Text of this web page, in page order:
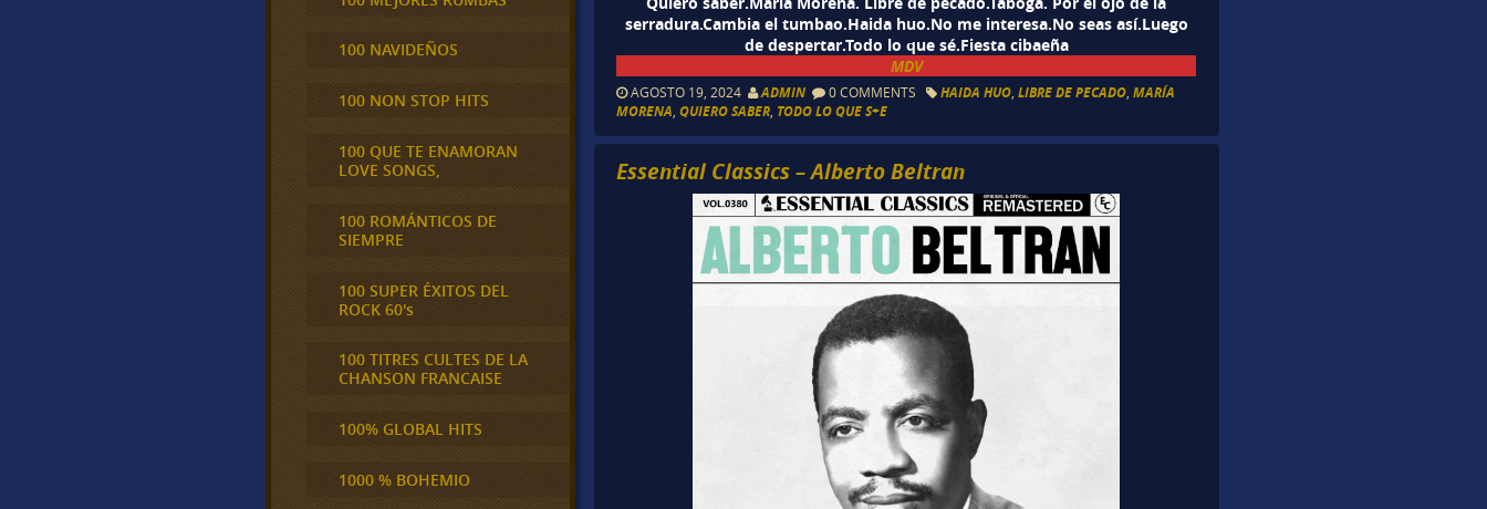
serradura.Cambia el tumbao.Haida huo.No me interesa.No seas así.Luego
de despertar.Todo lo que sé.Fiesta cibaeña
MDV
AGOSTO 19, 2024 ADMIN 0 COMMENTS HAIDA HUO,LIBRE DE PECADO,MARÍA
MORENA,QUIERO SABER, TODO LO QUE S+E
Essential Classics – Alberto Beltran
100 NAVIDEÑOS
100 NON STOP HITS
100 QUE TE ENAMORAN
LOVE SONGS,
100 ROMÁNTICOS DE
SIEMPRE
100 SUPER ÉXITOS DEL
ROCK 60's
100 TITRES CULTES DE LA
CHANSON FRANCAISE
100% GLOBAL HITS
1000 % BOHEMIO